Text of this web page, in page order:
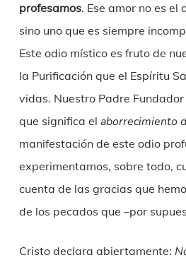
profesamos. Ese amor no es el
sino uno que es siempre
Este odio místico es fruto de
la Purificación que el Espíritu
vidas. Nuestro Padre
que significa el aborrecimiento
manifestación de este odio
experimentamos, sobre todo,
cuenta de las gracias que
de los pecados que –por
Cristo declara abiertamente: